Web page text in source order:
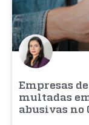
Empresas
multadas
abusivas no